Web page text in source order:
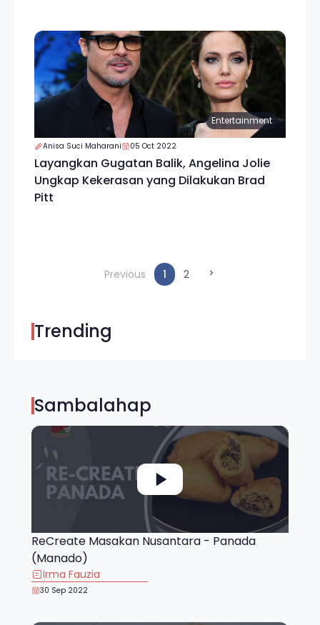
Entertainment
Anisa Suci Maharani 05 Oct 2022
Layangkan Gugatan Balik, Angelina Jolie
Ungkap Kekerasan yang Dilakukan Brad
Pitt
Previous 1(current)
2
Trending
Sambalahap
ReCreate Masakan Nusantara - Panada
(Manado)
Irma Fauzia
30 Sep 2022